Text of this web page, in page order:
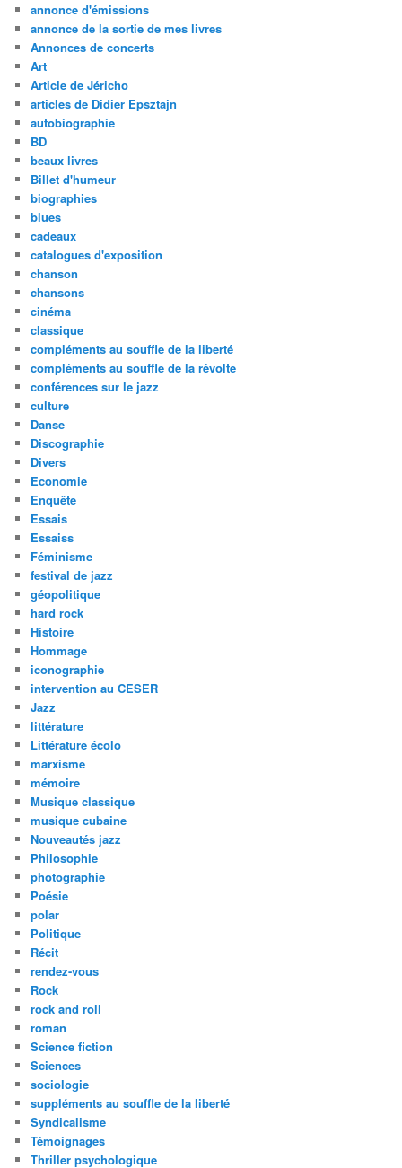
annonce d'émissions
annonce de la sortie de mes livres
Annonces de concerts
Art
Article de Jéricho
articles de Didier Epsztajn
autobiographie
BD
beaux livres
Billet d'humeur
biographies
blues
cadeaux
catalogues d'exposition
chanson
chansons
cinéma
classique
compléments au souffle de la liberté
compléments au souffle de la révolte
conférences sur le jazz
culture
Danse
Discographie
Divers
Economie
Enquête
Essais
Essaiss
Féminisme
festival de jazz
géopolitique
hard rock
Histoire
Hommage
iconographie
intervention au CESER
Jazz
littérature
Littérature écolo
marxisme
mémoire
Musique classique
musique cubaine
Nouveautés jazz
Philosophie
photographie
Poésie
polar
Politique
Récit
rendez-vous
Rock
rock and roll
roman
Science fiction
Sciences
sociologie
suppléments au souffle de la liberté
Syndicalisme
Témoignages
Thriller psychologique